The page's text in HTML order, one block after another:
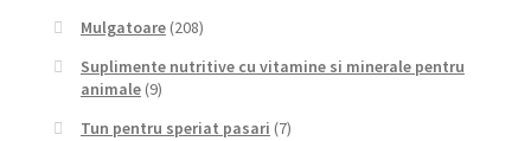
Mulgatoare (208)
Suplimente nutritive cu vitamine si minerale pentru
animale (9)
Tun pentru speriat pasari (7)